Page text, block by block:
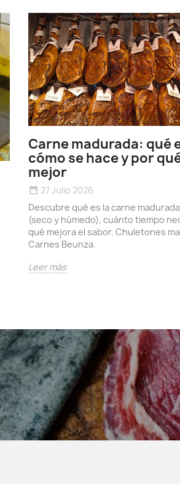
Carne madurada: qué
cómo se hace y por
mejor
date_range 27 Julio 2026
Descubre qué es la carne
(seco y húmedo), cuánto tiempo
qué mejora el sabor. Chuletones
Carnes Beunza.
Leer más